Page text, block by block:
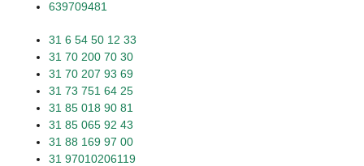
639709481
31 6 54 50 12 33
31 70 200 70 30
31 70 207 93 69
31 73 751 64 25
31 85 018 90 81
31 85 065 92 43
31 88 169 97 00
31 97010206119